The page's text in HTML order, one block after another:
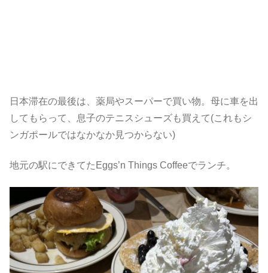
日本滞在の最後は、薬局やスーパーで買い物。母に車を出
してもらって、息子のテニスシューズも買えて(これもシ
ンガポールではなかなか見つからない)
地元の駅にできてたEggs’n Things Coffeeでランチ。